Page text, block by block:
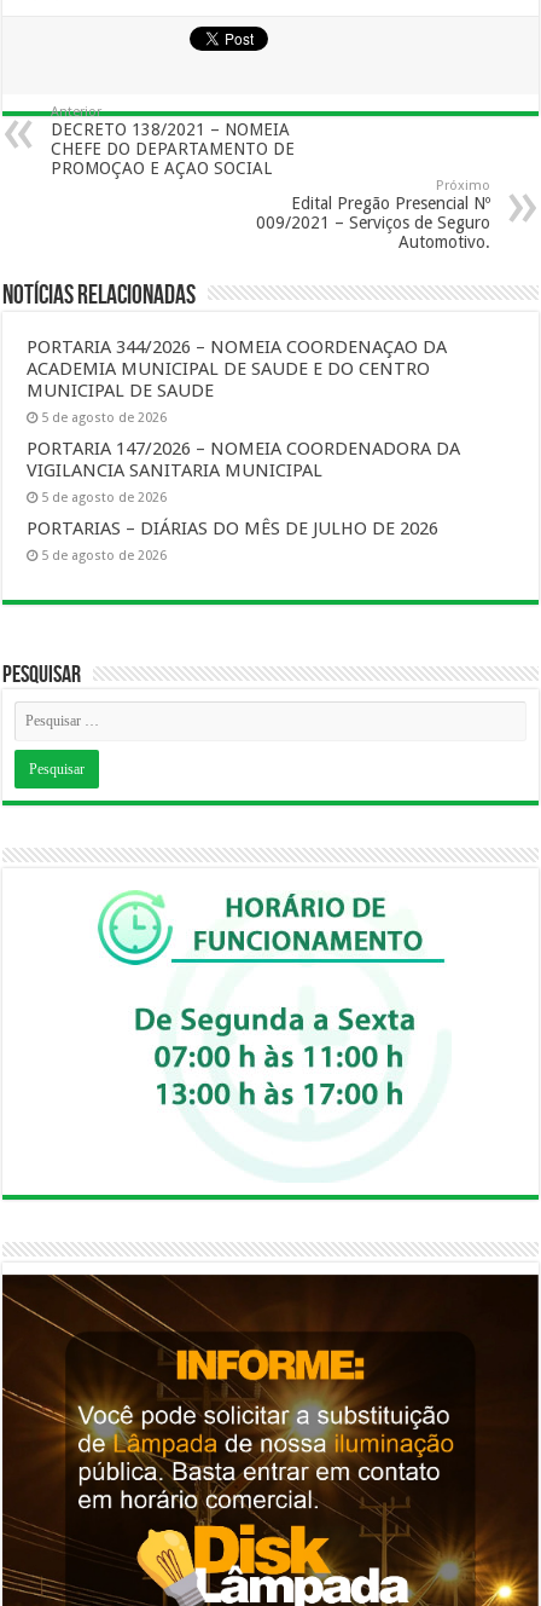
Anterior
DECRETO 138/2021 – NOMEIA
CHEFE DO DEPARTAMENTO DE
PROMOÇAO E AÇAO SOCIAL
Próximo
Edital Pregão Presencial Nº
009/2021 – Serviços de Seguro
Automotivo.
Notícias Relacionadas
PORTARIA 344/2026 – NOMEIA COORDENAÇAO DA
ACADEMIA MUNICIPAL DE SAUDE E DO CENTRO
MUNICIPAL DE SAUDE
5 de agosto de 2026
PORTARIA 147/2026 – NOMEIA COORDENADORA DA
VIGILANCIA SANITARIA MUNICIPAL
5 de agosto de 2026
PORTARIAS – DIÁRIAS DO MÊS DE JULHO DE 2026
5 de agosto de 2026
Pesquisar